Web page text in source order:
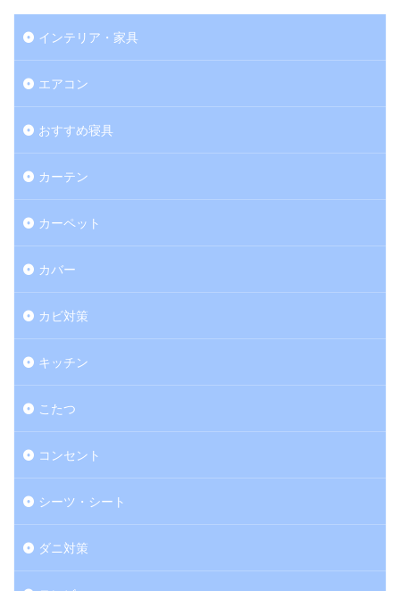
インテリア・家具
エアコン
おすすめ寝具
カーテン
カーペット
カバー
カビ対策
キッチン
こたつ
コンセント
シーツ・シート
ダニ対策